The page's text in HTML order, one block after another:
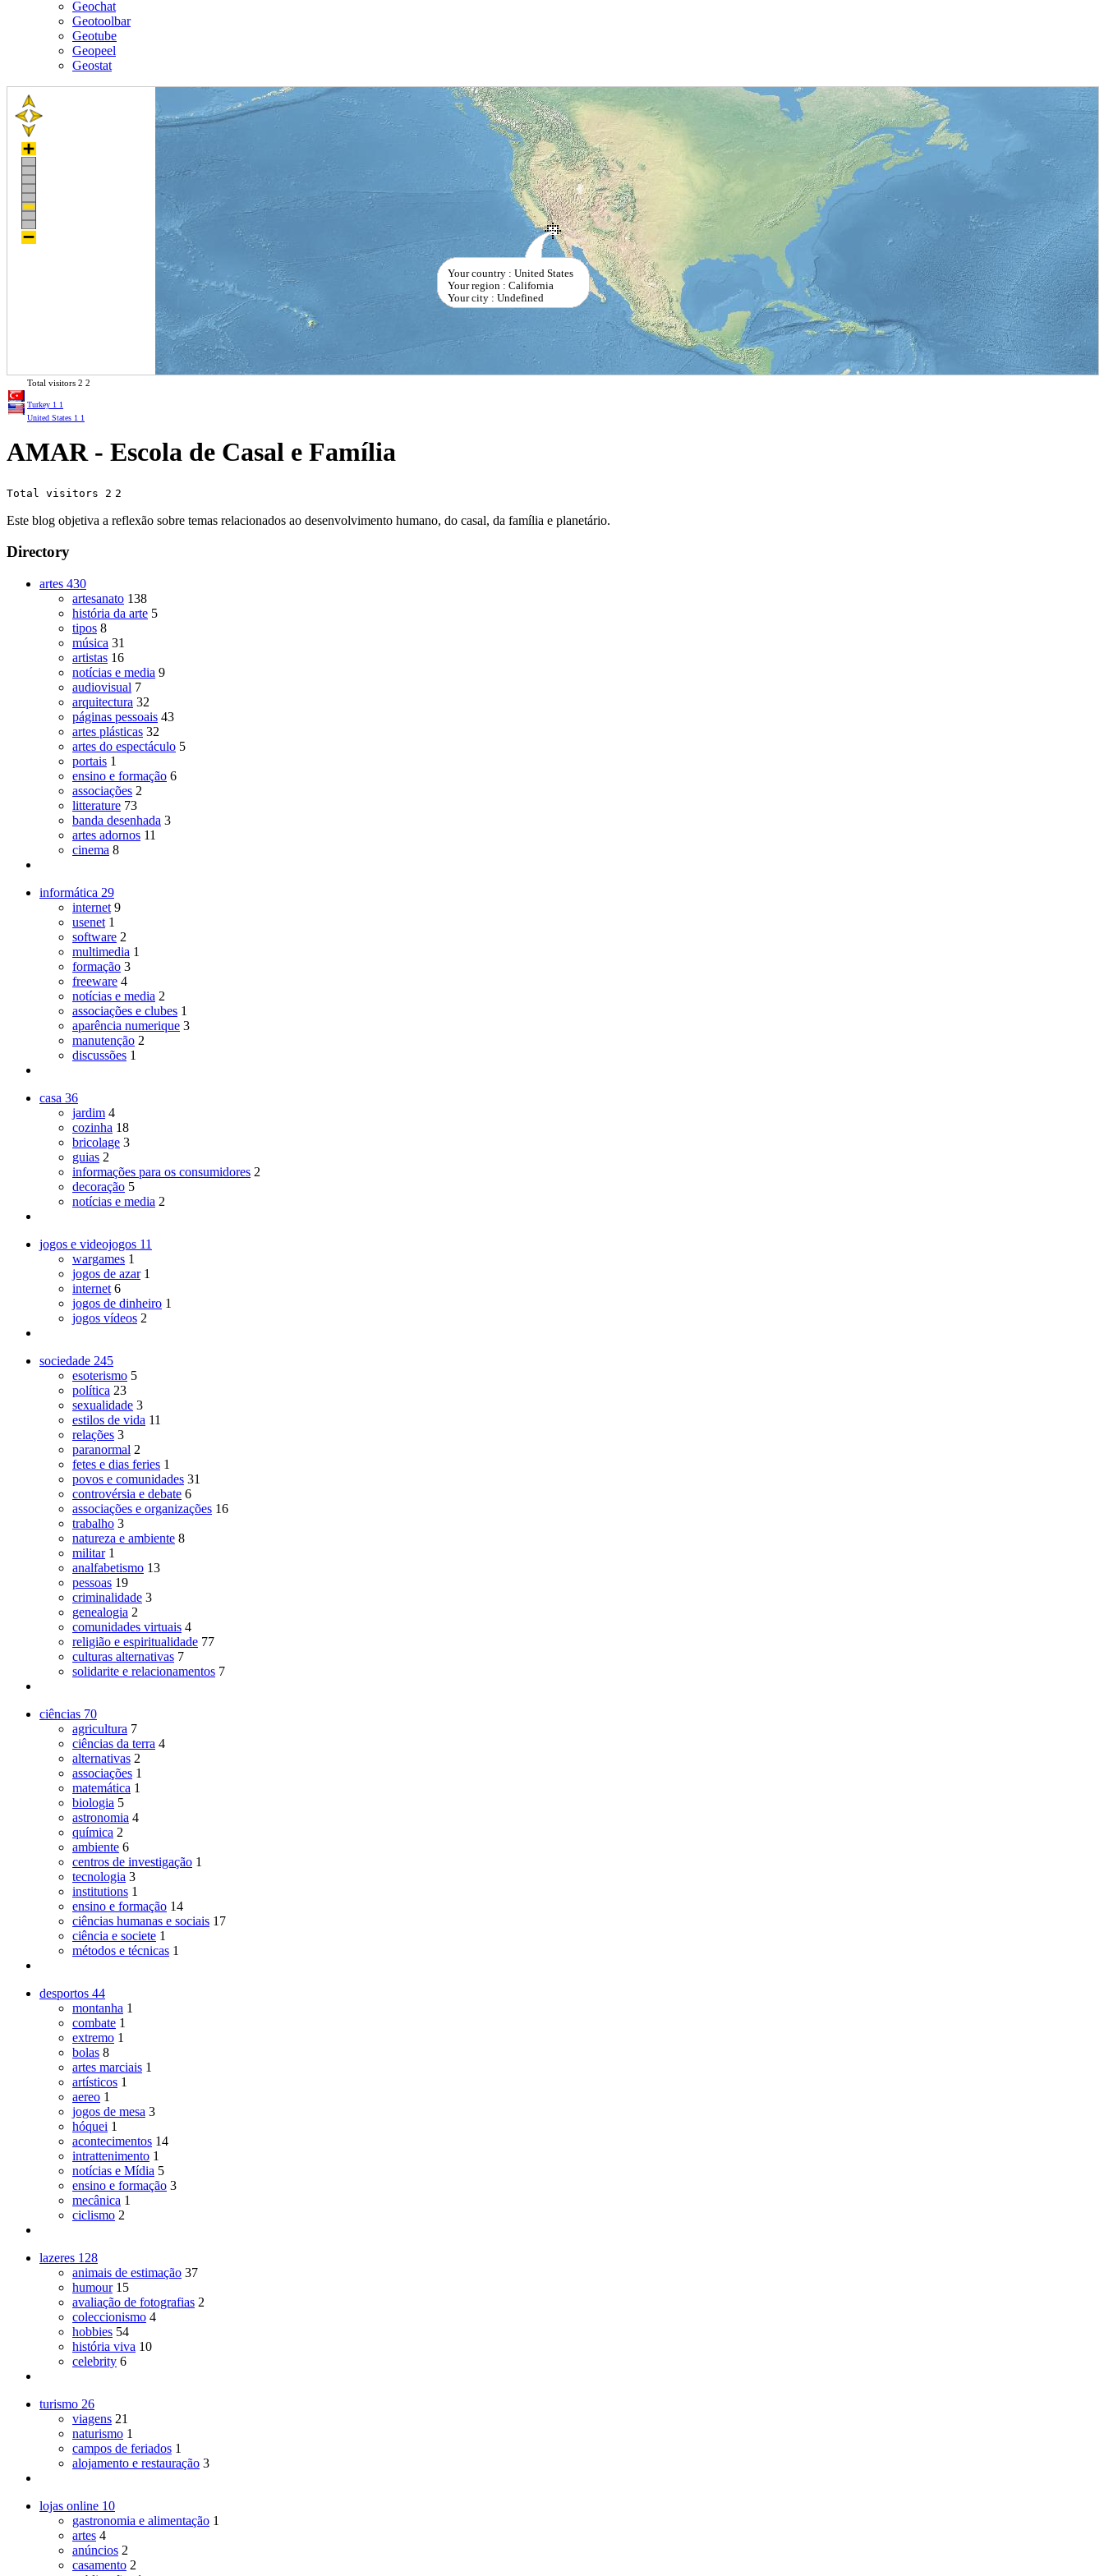
Geochat
Geotoolbar
Geotube
Geopeel
Geostat
Your country : United States
Your region : California
Your city : Undefined
Total visitors 2 2
Turkey 1 1
United States 1 1
AMAR - Escola de Casal e Família
Total visitors 2 2
Este blog objetiva a reflexão sobre temas relacionados ao desenvolvimento humano, do casal, da família e planetário.
Directory
artes 430
artesanato 138
história da arte 5
tipos 8
música 31
artistas 16
notícias e media 9
audiovisual 7
arquitectura 32
páginas pessoais 43
artes plásticas 32
artes do espectáculo 5
portais 1
ensino e formação 6
associações 2
litterature 73
banda desenhada 3
artes adornos 11
cinema 8
informática 29
internet 9
usenet 1
software 2
multimedia 1
formação 3
freeware 4
notícias e media 2
associações e clubes 1
aparência numerique 3
manutenção 2
discussões 1
casa 36
jardim 4
cozinha 18
bricolage 3
guias 2
informações para os consumidores 2
decoração 5
notícias e media 2
jogos e videojogos 11
wargames 1
jogos de azar 1
internet 6
jogos de dinheiro 1
jogos vídeos 2
sociedade 245
esoterismo 5
política 23
sexualidade 3
estilos de vida 11
relações 3
paranormal 2
fetes e dias feries 1
povos e comunidades 31
controvérsia e debate 6
associações e organizações 16
trabalho 3
natureza e ambiente 8
militar 1
analfabetismo 13
pessoas 19
criminalidade 3
genealogia 2
comunidades virtuais 4
religião e espiritualidade 77
culturas alternativas 7
solidarite e relacionamentos 7
ciências 70
agricultura 7
ciências da terra 4
alternativas 2
associações 1
matemática 1
biologia 5
astronomia 4
química 2
ambiente 6
centros de investigação 1
tecnologia 3
institutions 1
ensino e formação 14
ciências humanas e sociais 17
ciência e societe 1
métodos e técnicas 1
desportos 44
montanha 1
combate 1
extremo 1
bolas 8
artes marciais 1
artísticos 1
aereo 1
jogos de mesa 3
hóquei 1
acontecimentos 14
intrattenimento 1
notícias e Mídia 5
ensino e formação 3
mecânica 1
ciclismo 2
lazeres 128
animais de estimação 37
humour 15
avaliação de fotografias 2
coleccionismo 4
hobbies 54
história viva 10
celebrity 6
turismo 26
viagens 21
naturismo 1
campos de feriados 1
alojamento e restauração 3
lojas online 10
gastronomia e alimentação 1
artes 4
anúncios 2
casamento 2